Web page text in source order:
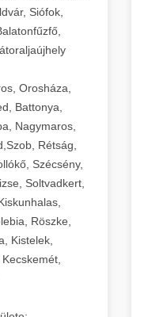
Siófok,
Orosháza,
Battonya,
Nagymaros,
Rétság,
Szécsény,
Soltvadkert,
Röszke,
Kistelek,